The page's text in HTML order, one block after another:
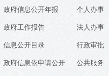
政府信息公开年报
政府工作报告
信息公开目录
政府信息依申请公开
个人办事
法人办事
行政审批
公共服务